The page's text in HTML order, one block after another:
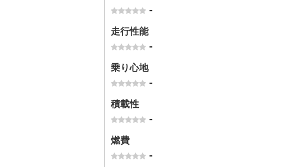
-
走行性能
-
乗り心地
-
積載性
-
燃費
-